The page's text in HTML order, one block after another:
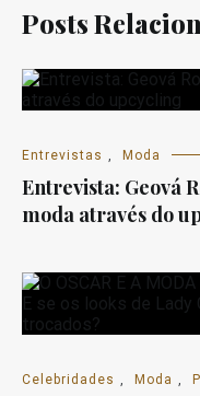
Posts
Entrevistas , Moda
Entrevista: Geová
moda através do
Celebridades , Moda ,